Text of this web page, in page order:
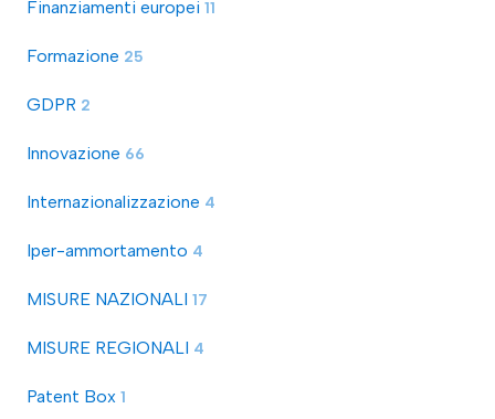
Finanziamenti europei 11
Formazione 25
GDPR 2
Innovazione 66
Internazionalizzazione 4
Iper-ammortamento 4
MISURE NAZIONALI 17
MISURE REGIONALI 4
Patent Box 1